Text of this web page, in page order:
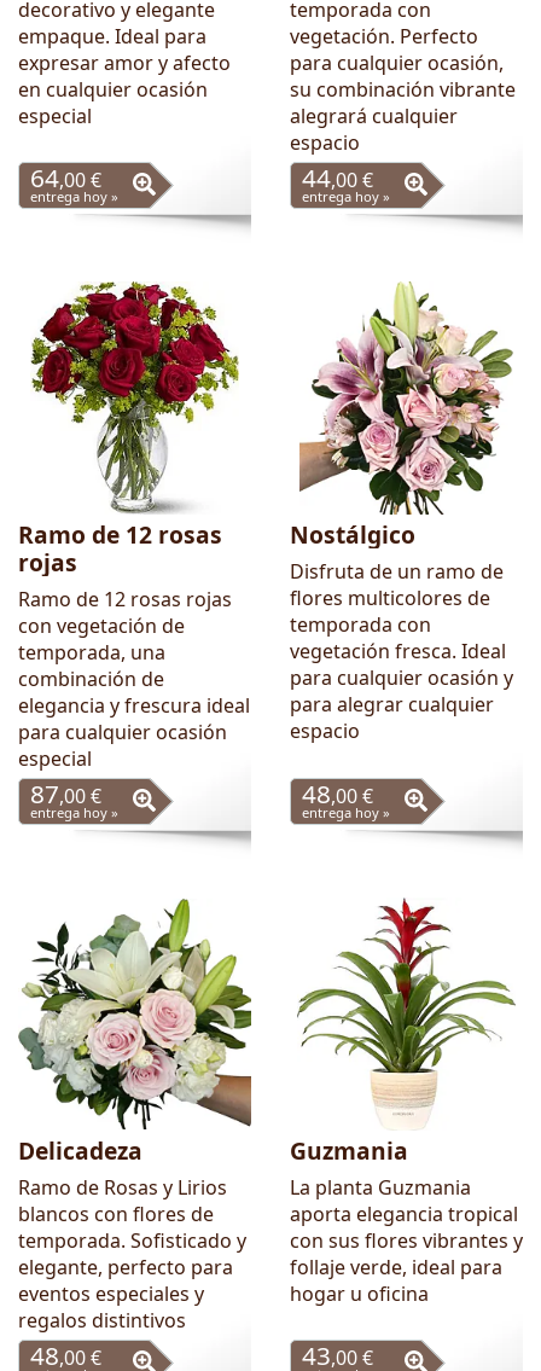
decorativo y elegante
empaque. Ideal para
expresar amor y afecto
en cualquier ocasión
especial
64,00 €
entrega hoy »
temporada con
vegetación. Perfecto
para cualquier ocasión,
su combinación vibrante
alegrará cualquier
espacio
44,00 €
entrega hoy »
Ramo de 12 rosas
rojas
Ramo de 12 rosas rojas
con vegetación de
temporada, una
combinación de
elegancia y frescura ideal
para cualquier ocasión
especial
87,00 €
entrega hoy »
Nostálgico
Disfruta de un ramo de
flores multicolores de
temporada con
vegetación fresca. Ideal
para cualquier ocasión y
para alegrar cualquier
espacio
48,00 €
entrega hoy »
Delicadeza
Ramo de Rosas y Lirios
blancos con flores de
temporada. Sofisticado y
elegante, perfecto para
eventos especiales y
regalos distintivos
48,00 €
Guzmania
La planta Guzmania
aporta elegancia tropical
con sus flores vibrantes y
follaje verde, ideal para
hogar u oficina
43,00 €